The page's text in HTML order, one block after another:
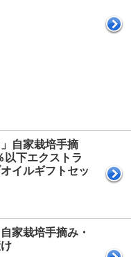
自家栽培手摘
以下エクストラ
イルギフトセッ
家栽培手摘み・